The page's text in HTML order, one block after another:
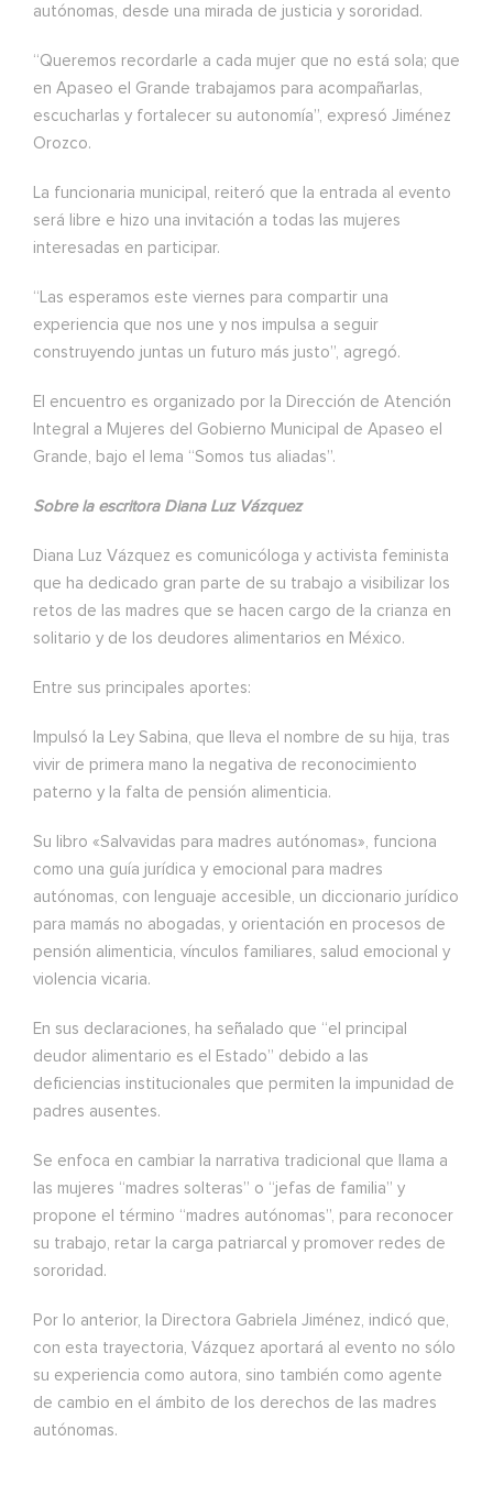
autónomas, desde una mirada de justicia y sororidad.
“Queremos recordarle a cada mujer que no está sola; que
en Apaseo el Grande trabajamos para acompañarlas,
escucharlas y fortalecer su autonomía”, expresó Jiménez
Orozco.
La funcionaria municipal, reiteró que la entrada al evento
será libre e hizo una invitación a todas las mujeres
interesadas en participar.
“Las esperamos este viernes para compartir una
experiencia que nos une y nos impulsa a seguir
construyendo juntas un futuro más justo”, agregó.
El encuentro es organizado por la Dirección de Atención
Integral a Mujeres del Gobierno Municipal de Apaseo el
Grande, bajo el lema “Somos tus aliadas”.
Sobre la escritora Diana Luz Vázquez
Diana Luz Vázquez es comunicóloga y activista feminista
que ha dedicado gran parte de su trabajo a visibilizar los
retos de las madres que se hacen cargo de la crianza en
solitario y de los deudores alimentarios en México.
Entre sus principales aportes:
Impulsó la Ley Sabina, que lleva el nombre de su hija, tras
vivir de primera mano la negativa de reconocimiento
paterno y la falta de pensión alimenticia.
Su libro «Salvavidas para madres autónomas», funciona
como una guía jurídica y emocional para madres
autónomas, con lenguaje accesible, un diccionario jurídico
para mamás no abogadas, y orientación en procesos de
pensión alimenticia, vínculos familiares, salud emocional y
violencia vicaria.
En sus declaraciones, ha señalado que “el principal
deudor alimentario es el Estado” debido a las
deficiencias institucionales que permiten la impunidad de
padres ausentes.
Se enfoca en cambiar la narrativa tradicional que llama a
las mujeres “madres solteras” o “jefas de familia” y
propone el término “madres autónomas”, para reconocer
su trabajo, retar la carga patriarcal y promover redes de
sororidad.
Por lo anterior, la Directora Gabriela Jiménez, indicó que,
con esta trayectoria, Vázquez aportará al evento no sólo
su experiencia como autora, sino también como agente
de cambio en el ámbito de los derechos de las madres
autónomas.